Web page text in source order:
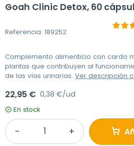
Goah Clinic Detox, 60
Referencia: 189252
Complemento alimenticio con cardo
plantas que contribuyen al
de las vías urinarias. Ver descripción
22,95 € 0,38 €/ud
En stock